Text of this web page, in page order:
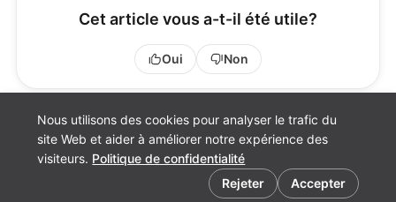
Nous utilisons des cookies pour analyser le trafic du
site Web et aider à améliorer notre expérience des
visiteurs. Politique de confidentialité
Rejeter
Accepter
Cet article vous a-t-il été utile?
Oui Non
Préférences de cookies
Site Orus